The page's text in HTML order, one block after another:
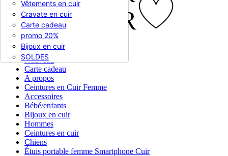
  En stock
Vêtements en cuir
Cravate en cuir
Carte cadeau
promo 20%
Bijoux en cuir
SOLDES
Nouveau
Carte cadeau
A propos
Ceintures en Cuir Femme
Accessoires
Bébé/enfants
Bijoux en cuir
Hommes
Ceintures en cuir
Chiens
Étuis portable femme Smartphone Cuir